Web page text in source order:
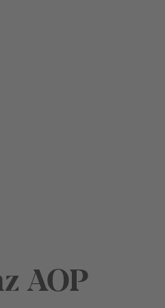
AOP